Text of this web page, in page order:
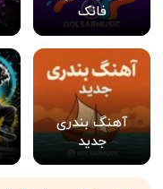
فانک
آهنگ بندری
جدید